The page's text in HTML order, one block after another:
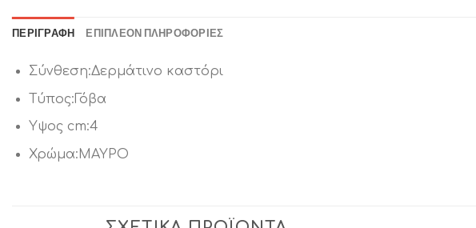
ΠΕΡΙΓΡΑΦΉ ΕΠΙΠΛΈΟΝ ΠΛΗΡΟΦΟΡΊΕΣ
Σύνθεση:Δερμάτινο καστόρι
Τύπος:Γόβα
Υψος cm:4
Χρώμα:ΜΑΥΡΟ